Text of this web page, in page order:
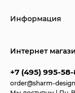
Информация
Интернет
+7 (495) 995-
order@sharm-